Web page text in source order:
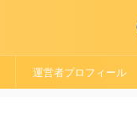
運営者プロフィール